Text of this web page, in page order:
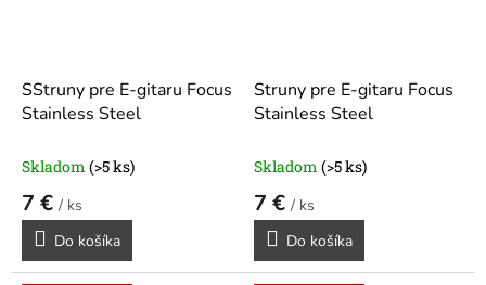
SStruny pre E-gitaru Focus
Stainless Steel
Skladom (>5 ks)
7 € / ks
Do košíka
Struny pre E-gitaru Focus
Stainless Steel
Skladom (>5 ks)
7 € / ks
Do košíka